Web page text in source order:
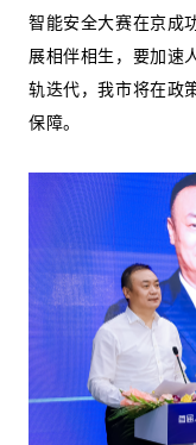
智能安全大赛在京成
展相伴相生，要加速
轨迭代，我市将在政
保障。